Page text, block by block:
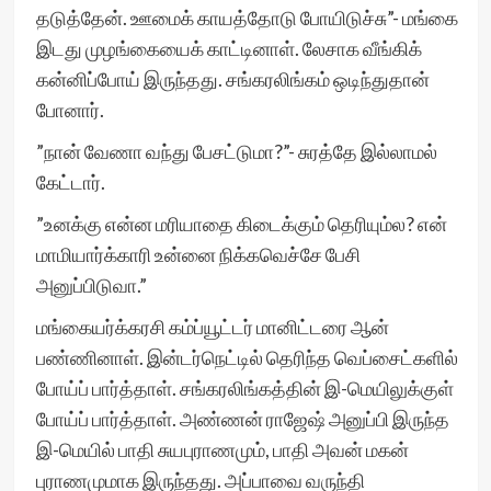
தடுத்தேன். ஊமைக் காயத்தோடு போயிடுச்சு”- மங்கை
இடது முழங்கையைக் காட்டினாள். லேசாக வீங்கிக்
கன்னிப்போய் இருந்தது. சங்கரலிங்கம் ஒடிந்துதான்
போனார்.
”நான் வேணா வந்து பேசட்டுமா?”- சுரத்தே இல்லாமல்
கேட்டார்.
”உனக்கு என்ன மரியாதை கிடைக்கும் தெரியும்ல? என்
மாமியார்க்காரி உன்னை நிக்கவெச்சே பேசி
அனுப்பிடுவா.”
மங்கையர்க்கரசி கம்ப்யூட்டர் மானிட்டரை ஆன்
பண்ணினாள். இன்டர்நெட்டில் தெரிந்த வெப்சைட்களில்
போய்ப் பார்த்தாள். சங்கரலிங்கத்தின் இ-மெயிலுக்குள்
போய்ப் பார்த்தாள். அண்ணன் ராஜேஷ் அனுப்பி இருந்த
இ-மெயில் பாதி சுயபுராணமும், பாதி அவன் மகன்
புராணமுமாக இருந்தது. அப்பாவை வருந்தி